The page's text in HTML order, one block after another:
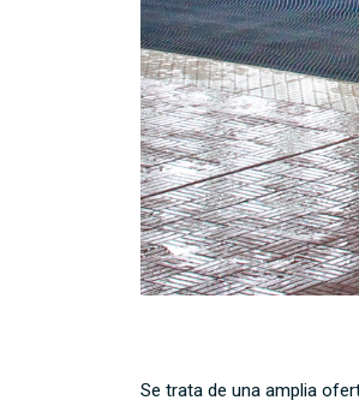
Se trata de una amplia